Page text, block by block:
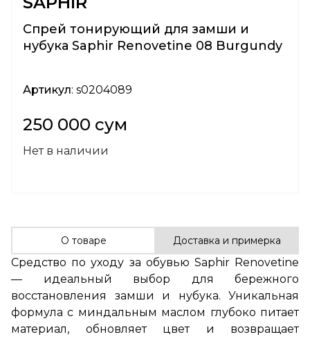
Спрей тонирующий для замши и
нубука Saphir Renovetine 08 Burgundy
Артикул: s0204089
250 000 сум
Нет в наличии
О товаре Доставка и примерка
Средство по уходу за обувью Saphir Renovetine
— идеальный выбор для бережного
восстановления замши и нубука. Уникальная
формула с миндальным маслом глубоко питает
материал, обновляет цвет и возвращает